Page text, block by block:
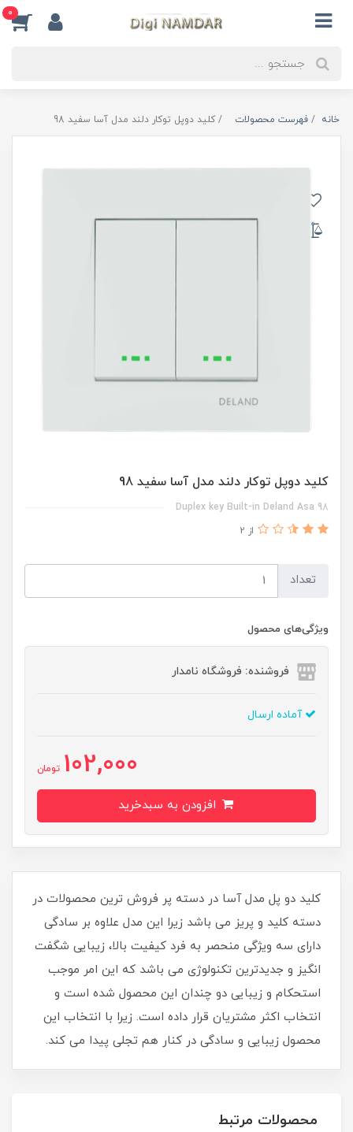
0
خانه فهرست محصولات کلید دوپل توکار دلند مدل آسا سفید 98
کلید دوپل توکار دلند مدل آسا سفید 98
Duplex key Built-in Deland Asa 98
از 2
تعداد
ویژگی‌های محصول
فروشنده: فروشگاه نامدار
آماده ارسال
102,000 تومان
کلید دو پل مدل آسا در دسته پر فروش ترین محصولات در
دسته کلید و پریز می باشد زیرا این مدل علاوه بر سادگی
دارای سه ویژگی منحصر به فرد کیفیت بالا، زیبایی شگفت
انگیز و جدیدترین تکنولوژی می باشد که این امر موجب
استحکام و زیبایی دو چندان این محصول شده است و
انتخاب اکثر مشتریان قرار داده است. زیرا با انتخاب این
محصول زیبایی و سادگی در کنار هم تجلی پیدا می کند.
محصولات مرتبط